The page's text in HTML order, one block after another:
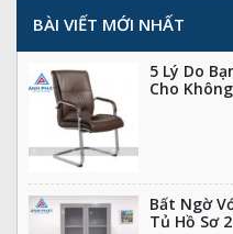
BÀI VIẾT MỚI NHẤT
5 Lý Do
Cho
Bất Ngờ
Tủ Hồ Sơ